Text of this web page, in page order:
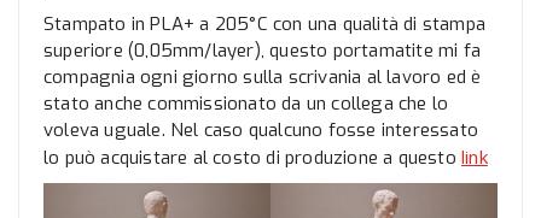
Stampato in PLA+ a 205°C con una qualità di stampa
superiore (0,05mm/layer), questo portamatite mi fa
compagnia ogni giorno sulla scrivania al lavoro ed è
stato anche commissionato da un collega che lo
voleva uguale. Nel caso qualcuno fosse interessato
lo può acquistare al costo di produzione a questolink